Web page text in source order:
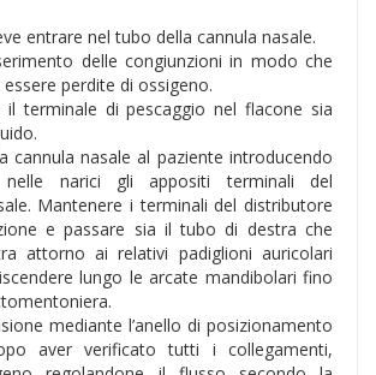
entrare nel tubo della cannula nasale.
delle congiunzioni in modo che
perdite di ossigeno.
il terminale di pescaggio nel flacone sia
cannula nasale al paziente introducendo
nelle narici gli appositi terminali del
Mantenere i terminali del distributore
e passare sia il tubo di destra che
attorno ai relativi padiglioni auricolari
lungo le arcate mandibolari fino
mediante l’anello di posizionamento
aver verificato tutti i collegamenti,